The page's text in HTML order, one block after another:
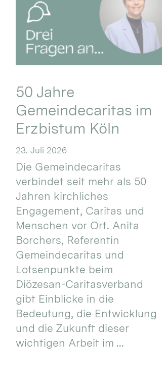
50 Jahre
Gemeindecaritas im
Erzbistum Köln
23. Juli 2026
Die Gemeindecaritas
verbindet seit mehr als 50
Jahren kirchliches
Engagement, Caritas und
Menschen vor Ort. Anita
Borchers, Referentin
Gemeindecaritas und
Lotsenpunkte beim
Diözesan-Caritasverband
gibt Einblicke in die
Bedeutung, die Entwicklung
und die Zukunft dieser
wichtigen Arbeit im ...